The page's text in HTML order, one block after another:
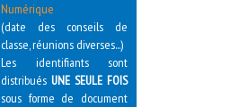
Numérique
(date des conseils de
classe, réunions diverses...)
Les identifiants sont
distribués UNE SEULE FOIS
sous forme de document